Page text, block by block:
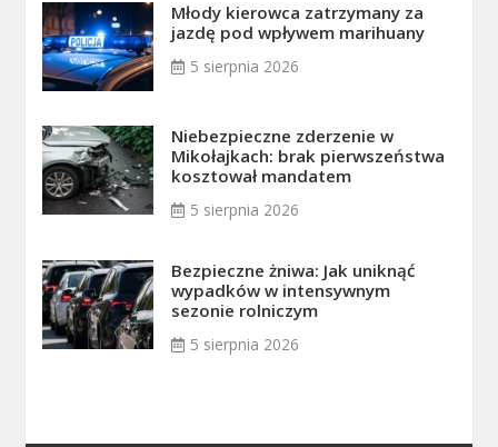
Młody kierowca zatrzymany za
jazdę pod wpływem marihuany
5 sierpnia 2026
Niebezpieczne zderzenie w
Mikołajkach: brak pierwszeństwa
kosztował mandatem
5 sierpnia 2026
Bezpieczne żniwa: Jak uniknąć
wypadków w intensywnym
sezonie rolniczym
5 sierpnia 2026